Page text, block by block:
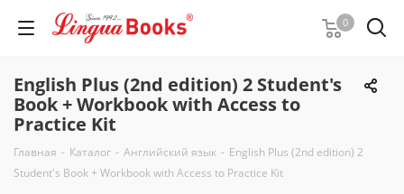
0
English Plus (2nd edition) 2 Student's
Book + Workbook with Access to
Practice Kit
Главная - Каталог - Английский язык - English Plus (2nd edition) 2
Student's Book + Workbook with Access to Practice Kit